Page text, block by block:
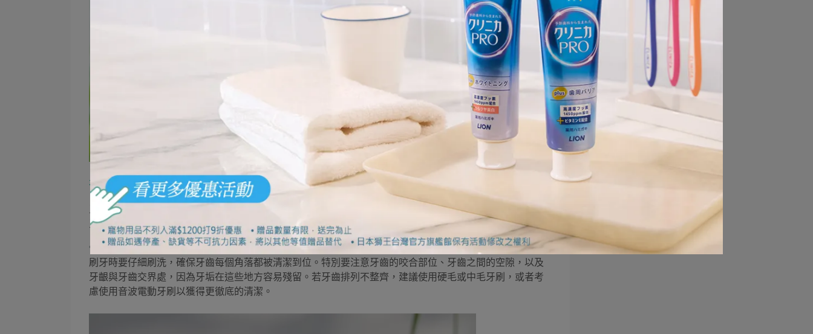
在家也能做到！清除牙垢的方法
牙垢黏在牙齒上，單靠清水漱口是沖不掉的。因為牙菌斑主要是細菌堆積而成，若不及時清理，可能導致蛀
牙和牙周病。但在家中，我們仍可以通過一些簡單的方法來清除牙垢，預防牙菌斑引起的口腔問題。
仔細刷牙
刷牙時要仔細刷洗，確保牙齒每個角落都被清潔到位。特別要注意牙齒的咬合部位、牙齒之間的空隙，以及
牙齦與牙齒交界處，因為牙垢在這些地方容易殘留。若牙齒排列不整齊，建議使用硬毛或中毛牙刷，或者考
慮使用音波電動牙刷以獲得更徹底的清潔。